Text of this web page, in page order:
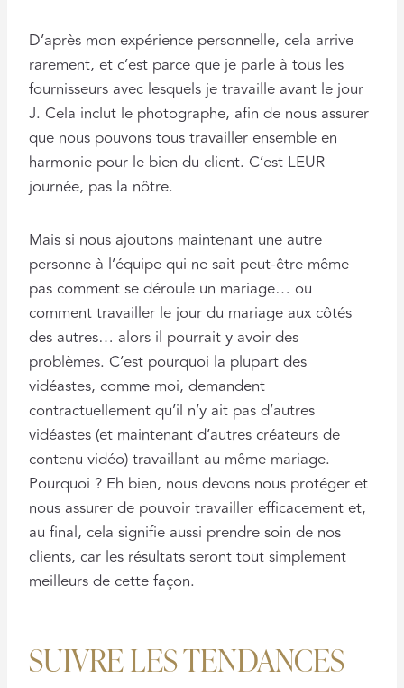
D’après mon expérience personnelle, cela arrive
rarement, et c’est parce que je parle à tous les
fournisseurs avec lesquels je travaille avant le jour
J. Cela inclut le photographe, afin de nous assurer
que nous pouvons tous travailler ensemble en
harmonie pour le bien du client. C’est LEUR
journée, pas la nôtre.
Mais si nous ajoutons maintenant une autre
personne à l’équipe qui ne sait peut-être même
pas comment se déroule un mariage… ou
comment travailler le jour du mariage aux côtés
des autres… alors il pourrait y avoir des
problèmes. C’est pourquoi la plupart des
vidéastes, comme moi, demandent
contractuellement qu’il n’y ait pas d’autres
vidéastes (et maintenant d’autres créateurs de
contenu vidéo) travaillant au même mariage.
Pourquoi ? Eh bien, nous devons nous protéger et
nous assurer de pouvoir travailler efficacement et,
au final, cela signifie aussi prendre soin de nos
clients, car les résultats seront tout simplement
meilleurs de cette façon.
SUIVRE LES TENDANCES